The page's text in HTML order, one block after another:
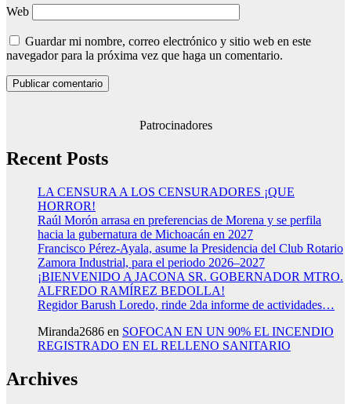
Web
Guardar mi nombre, correo electrónico y sitio web en este
navegador para la próxima vez que haga un comentario.
Patrocinadores
Recent Posts
LA CENSURA A LOS CENSURADORES ¡QUE
HORROR!
Raúl Morón arrasa en preferencias de Morena y se perfila
hacia la gubernatura de Michoacán en 2027
Francisco Pérez-Ayala, asume la Presidencia del Club Rotario
Zamora Industrial, para el periodo 2026–2027
¡BIENVENIDO A JACONA SR. GOBERNADOR MTRO.
ALFREDO RAMÍREZ BEDOLLA!
Regidor Barush Loredo, rinde 2da informe de actividades…
Miranda2686 en SOFOCAN EN UN 90% EL INCENDIO
REGISTRADO EN EL RELLENO SANITARIO
Archives